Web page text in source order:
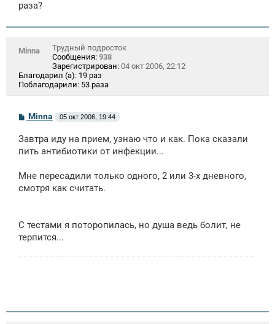
раза?
Minna
Трудный подросток
Сообщения: 938
Зарегистрирован: 04 окт 2006, 22:12
Благодарил (а): 19 раз
Поблагодарили: 53 раза
С
б
щ
и
Minna 05 окт 2006, 19:44
Завтра иду на прием, узнаю что и как. Пока сказали
пить антибиотики от инфекции...
Мне пересадили только одного, 2 или 3-х дневного,
смотря как считать.
С тестами я поторопилась, но душа ведь болит, не
терпится...